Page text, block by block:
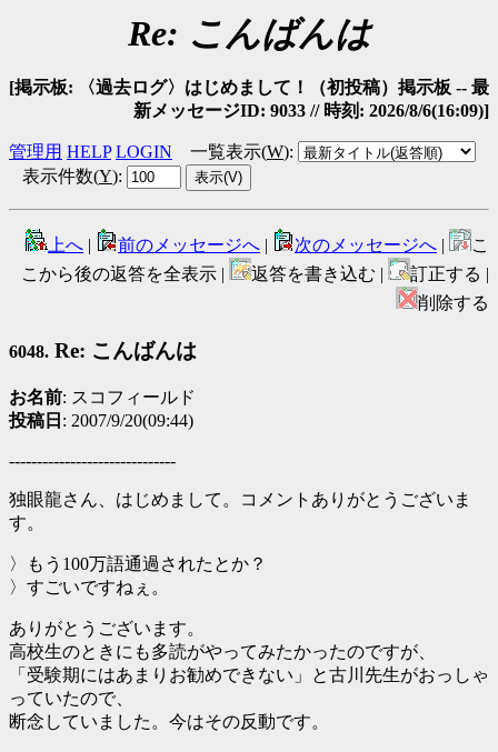
Re: こんばんは
[掲示板: 〈過去ログ〉はじめまして！（初投稿）掲示板 -- 最
新メッセージID: 9033 // 時刻: 2026/8/6(16:09)]
管理用 HELP LOGIN 一覧表示(W):
表示件数(Y):
上へ | 前のメッセージへ | 次のメッセージへ |
こ
こから後の返答を全表示 |
返答を書き込む |
訂正する |
削除する
6048. Re: こんばんは
お名前: スコフィールド
投稿日 : 2007/9/20(09:44)
------------------------------
独眼龍さん、はじめまして。コメントありがとうございま
す。
〉もう100万語通過されたとか？
〉すごいですねぇ。
ありがとうございます。
高校生のときにも多読がやってみたかったのですが、
「受験期にはあまりお勧めできない」と古川先生がおっしゃ
っていたので、
断念していました。今はその反動です。